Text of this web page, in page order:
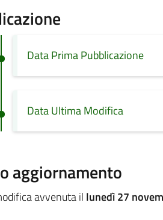
Data Prima Pubblicazione
Data Ultima Modifica
aggiornamento
avvenuta il lunedì 27